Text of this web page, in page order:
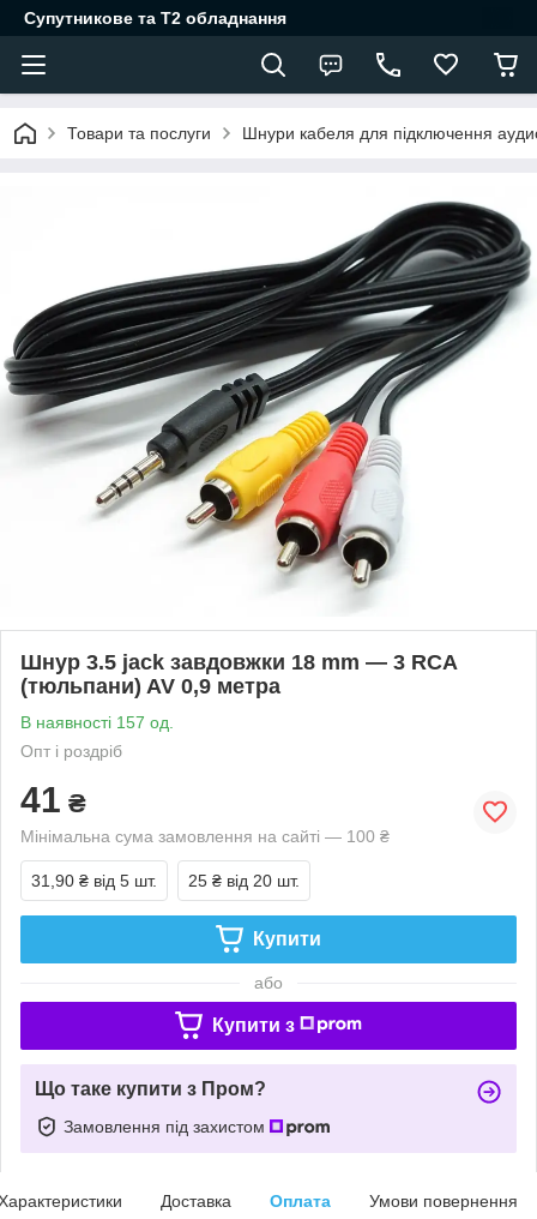
Супутникове та Т2 обладнання
Товари та послуги Шнури кабеля для підключення
Шнур 3.5 jack завдовжки 18 mm — 3 RCA
(тюльпани) AV 0,9 метра
В наявності 157 од.
Опт і роздріб
41 ₴
Мінімальна сума замовлення на сайті — 100 ₴
31,90 ₴ від 5 шт. 25 ₴ від 20 шт.
Купити
або
Купити з
Що таке купити з Пром?
Замовлення під захистом
Доставка Оплата Умови повернення